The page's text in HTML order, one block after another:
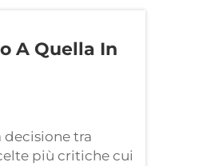
A Quella In
tra
più critiche cui